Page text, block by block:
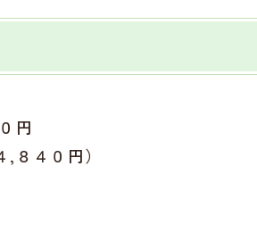
円
８４０円）